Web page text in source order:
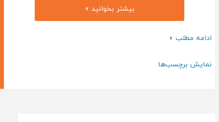
مجموعه
ویدیویی
بیشتر بخوانید »
مجموعه
آموزش
ادامه مطلب »
نمایش برچسب‌ها